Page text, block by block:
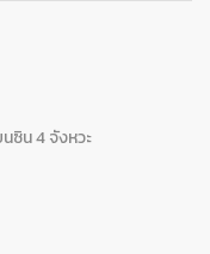
ซิน 4 จังหวะ